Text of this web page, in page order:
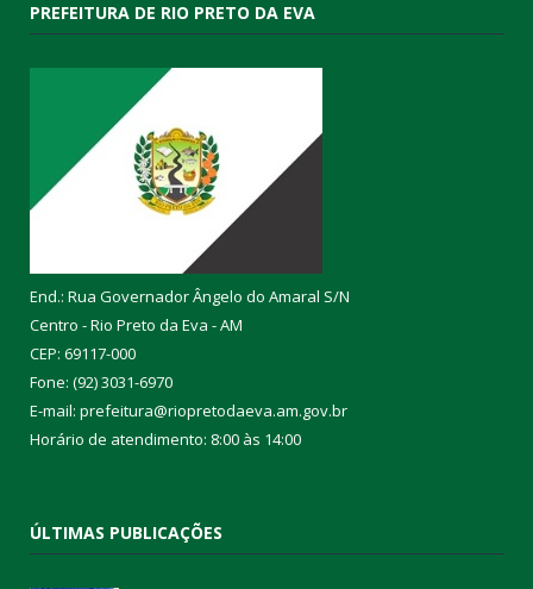
PREFEITURA DE RIO PRETO DA EVA
End.: Rua Governador Ângelo do Amaral S/N
Centro - Rio Preto da Eva - AM
CEP: 69117-000
Fone: (92) 3031-6970
E-mail: prefeitura@riopretodaeva.am.gov.br
Horário de atendimento: 8:00 às 14:00
ÚLTIMAS PUBLICAÇÕES